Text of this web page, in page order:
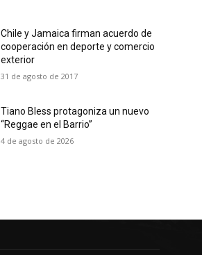
Chile y Jamaica firman acuerdo de
cooperación en deporte y comercio
exterior
31 de agosto de 2017
Tiano Bless protagoniza un nuevo
“Reggae en el Barrio”
4 de agosto de 2026